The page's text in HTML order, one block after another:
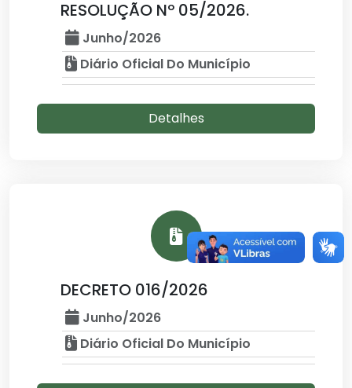
RESOLUÇÃO Nº 05/2026.
Junho/2026
Diário Oficial Do Município
Detalhes
DECRETO 016/2026
Junho/2026
Diário Oficial Do Município